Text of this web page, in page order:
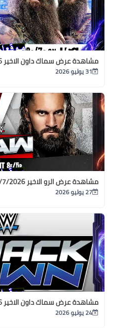
مشاهدة عرض سماك داون الاخير 31/7/2026 اون لاين كامل مترجم
31 يوليو 2026
مشاهدة عرض الرو الاخير 27/7/2026 اون لاين كامل مترجم
27 يوليو 2026
مشاهدة عرض سماك داون الاخير 24/7/2026 اون لاين كامل مترجم
24 يوليو 2026